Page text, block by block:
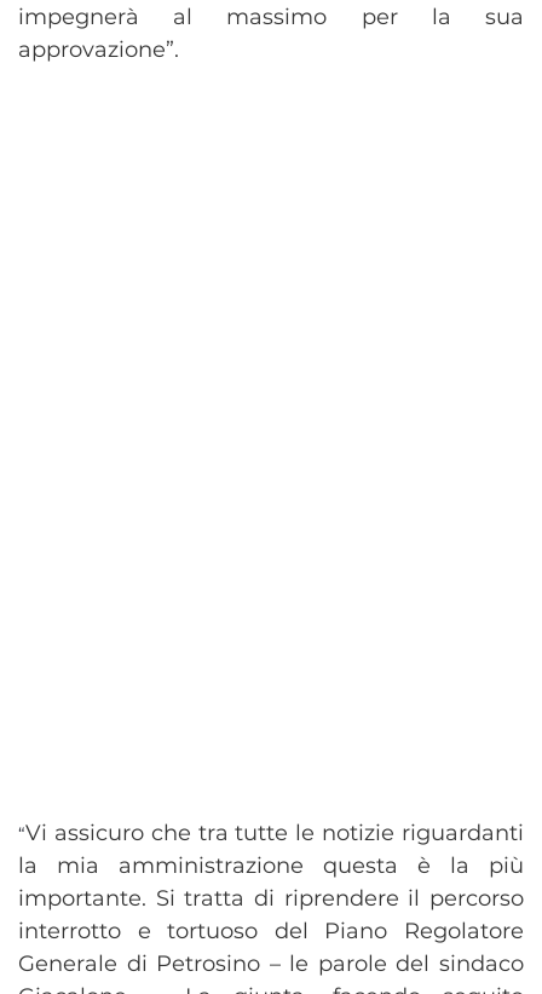
impegnerà al massimo per la sua
approvazione”.
“Vi assicuro che tra tutte le notizie riguardanti
la mia amministrazione questa è la più
importante. Si tratta di riprendere il percorso
interrotto e tortuoso del Piano Regolatore
Generale di Petrosino – le parole del sindaco